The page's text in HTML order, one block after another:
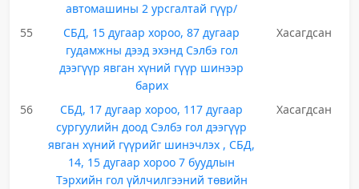
автомашины 2 урсгалтай гүүр/
55
СБД, 15 дугаар хороо, 87 дугаар
гудамжны дээд эхэнд Сэлбэ гол
дээгүүр явган хүний гүүр шинээр
барих
Хасагдсан
56
СБД, 17 дугаар хороо, 117 дугаар
сургуулийн доод Сэлбэ гол дээгүүр
явган хүний гүүрийг шинэчлэх , СБД,
14, 15 дугаар хороо 7 буудлын
Тэрхийн гол үйлчилгээний төвийн
Хасагдсан